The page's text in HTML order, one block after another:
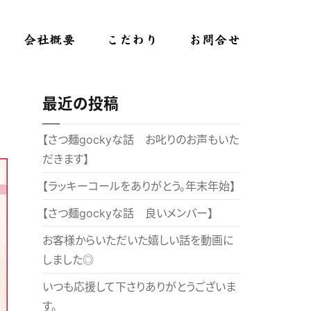
会社概要 こだわり お問合せ
最近の投稿
【さつ麺gockyな話 お叱りのお声もいた
だきます】
【ラッキーコールをありがとう。年末年始】
【さつ麺gockyな話 良いメンバー】
お客様からいただいた嬉しい話を動画に
しました◎
いつも応援して下さりありがとうございま
す。